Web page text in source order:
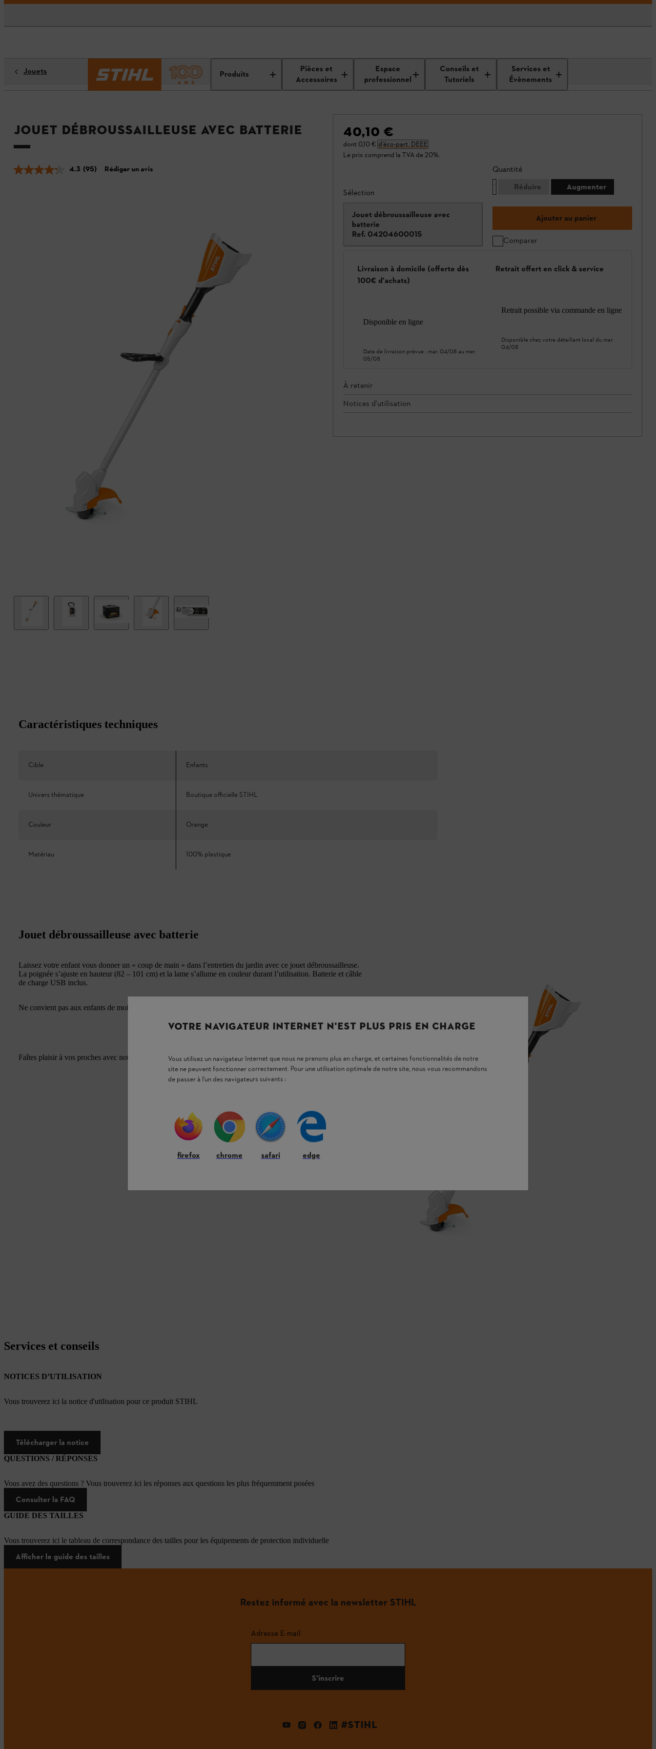
Produits
Pièces et
Accessoires
Espace
professionnel
Conseils et
Tutoriels
Services et
Évènements
Jouets
Jouet débroussailleuse avec batterie
4.3 (95) Rédiger un avis
40,10 €
dont 0,10 € d’éco-part. DEEE
Le prix comprend la TVA de 20%.
Sélection
Jouet débroussailleuse avec
batterie
Ref. 04204600015
Quantité
Réduire
Augmenter
Ajouter au panier
Comparer
Livraison à domicile (offerte dès
100€ d'achats)
Disponible en ligne
Date de livraison prévue : mar. 04/08 au mer.
05/08
Retrait offert en click & service
Retrait possible via commande en ligne
Disponible chez votre détaillant local du mar.
04/08
À retenir
Notices d'utilisation
Caractéristiques techniques
Cible Enfants
Univers thématique Boutique officielle STIHL
Couleur Orange
Matériau 100% plastique
Jouet débroussailleuse avec batterie
Laissez votre enfant vous donner un « coup de main » dans l’entretien du jardin avec ce jouet débroussailleuse.
La poignée s’ajuste en hauteur (82 – 101 cm) et la lame s’allume en couleur durant l’utilisation. Batterie et câble
de charge USB inclus.
Ne convient pas aux enfants de moins de 3 ans.
Faîtes plaisir à vos proches avec notre Collection de Noëlen édition limitée.
Services et conseils
NOTICES D’UTILISATION
Vous trouverez ici la notice d'utilisation pour ce produit STIHL
Télécharger la notice
QUESTIONS / RÉPONSES
Vous avez des questions ? Vous trouverez ici les réponses aux questions les plus fréquemment posées
Consulter la FAQ
GUIDE DES TAILLES
Vous trouverez ici le tableau de correspondance des tailles pour les équipements de protection individuelle
Afficher le guide des tailles
Restez informé avec la newsletter STIHL
Adresse E-mail
S'inscrire
#STIHL
VOTRE NAVIGATEUR INTERNET N'EST PLUS PRIS EN CHARGE
Vous utilisez un navigateur Internet que nous ne prenons plus en charge, et certaines fonctionnalités de notre
site ne peuvent fonctionner correctement. Pour une utilisation optimale de notre site, nous vous recommandons
de passer à l'un des navigateurs suivants :
firefox chrome safari edge